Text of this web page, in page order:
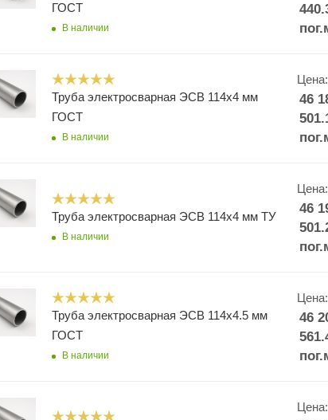
ГОСТ
В наличии
Труба электросварная ЭСВ 114х4 мм
ГОСТ
В наличии
Цена:
46
Труба электросварная ЭСВ 114х4 мм ТУ
В наличии
Цена:
46
Труба электросварная ЭСВ 114х4.5 мм
ГОСТ
В наличии
Цена:
46
Цена: